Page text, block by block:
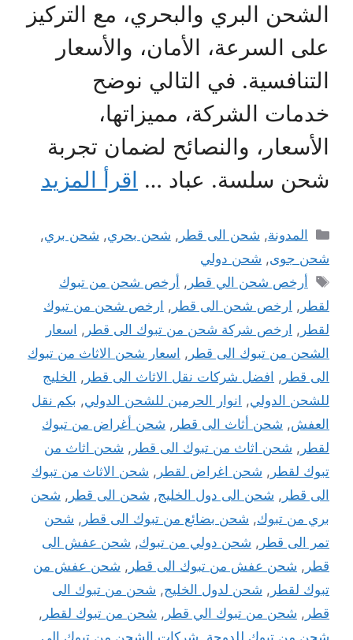
الشحن البري والبحري، مع التركيز
على السرعة، الأمان، والأسعار
التنافسية. في التالي نوضح
خدمات الشركة، مميزاتها،
الأسعار، والنصائح لضمان تجربة
شحن سلسة. عباد … اقرأ المزيد
التصنيفات
المدونة, شحن الى قطر , شحن بحري, شحن بري,
شحن جوى, شحن دولي
الوسوم
أرخص شحن الي قطر , أرخص شحن من تبوك
لقطر , ارخص شحن الى قطر , ارخص شحن من تبوك
لقطر , ارخص شركة شحن من تبوك الى قطر , اسعار
الشحن من تبوك الى قطر , اسعار شحن الاثاث من تبوك
الى قطر , افضل شركات نقل الاثاث الى قطر , الخليج
للشحن الدولي, انوار الحرمين للشحن الدولي, بكم نقل
العفش, شحن أثاث الى قطر , شحن أغراض من تبوك
لقطر , شحن اثاث من تبوك الى قطر , شحن اثاث من
تبوك لقطر , شحن اغراض لقطر , شحن الاثاث من تبوك
الى قطر , شحن الى دول الخليج, شحن الى قطر , شحن
بري من تبوك, شحن بضائع من تبوك الى قطر , شحن
تمر الى قطر , شحن دولي من تبوك, شحن عفش الى
قطر , شحن عفش من تبوك الى قطر , شحن عفش من
تبوك لقطر , شحن لدول الخليج, شحن من تبوك الى
قطر , شحن من تبوك الي قطر , شحن من تبوك لقطر ,